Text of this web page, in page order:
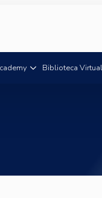
Biblioteca Virtual